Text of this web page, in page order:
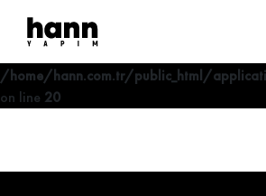
Deprecated: Optional parameter $where
/home/hann.com.tr/public_html/
on line 20